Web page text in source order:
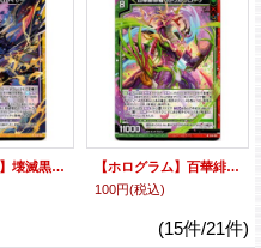
【ホログラム】壊滅黒耀竜 レルムレイザー
【ホログラム】百華緋命竜 ノーブルグローヴ
100円(税込)
(15件/21件)